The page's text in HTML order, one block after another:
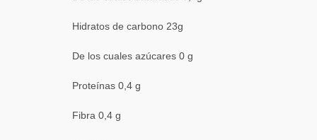
Hidratos de carbono 23g
De los cuales azúcares 0 g
Proteínas 0,4 g
Fibra 0,4 g